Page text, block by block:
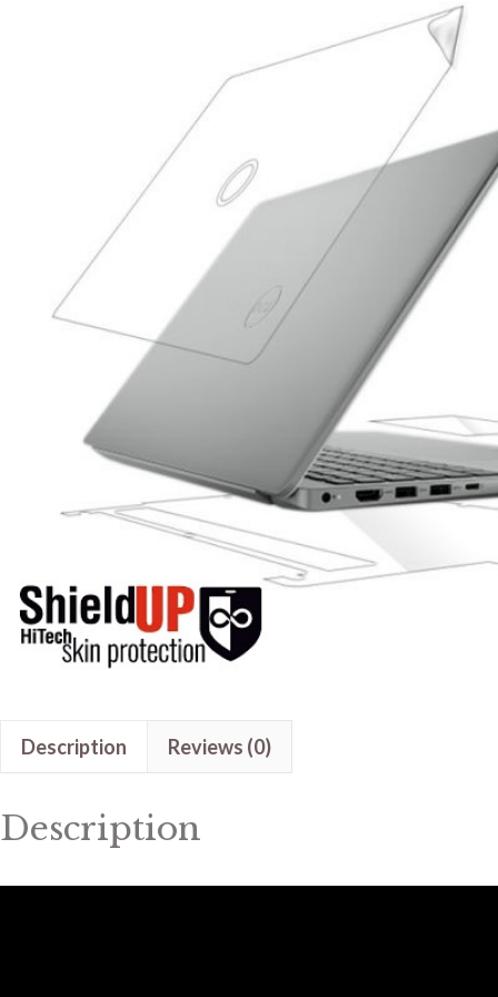
Description Reviews (0)
Description